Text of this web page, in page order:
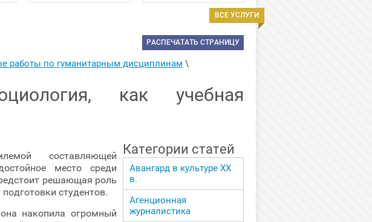
ВСЕ УСЛУГИ
РАСПЕЧАТАТЬ СТРАНИЦУ
работы по гуманитарным дисциплинам
как учебная
составляющей
место среди
решающая роль
студентов.
накопила огромный
Категории статей
Авангард в культуре ХХ
в.
Агенционная
журналистика